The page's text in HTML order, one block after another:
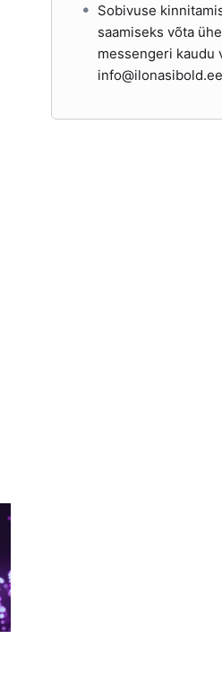
Sobivuse
saamiseks võta
messengeri kaudu
info@ilonasibold.ee